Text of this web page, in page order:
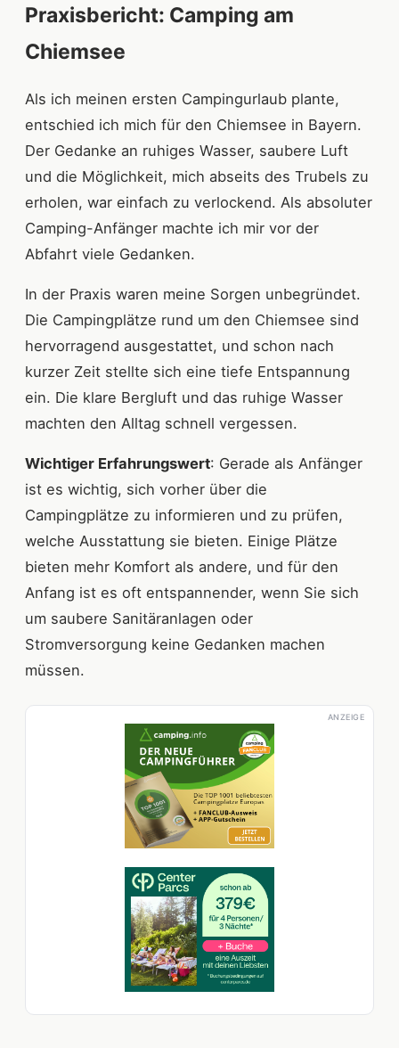
Praxisbericht: Camping am
Chiemsee
Als ich meinen ersten Campingurlaub plante,
entschied ich mich für den Chiemsee in Bayern.
Der Gedanke an ruhiges Wasser, saubere Luft
und die Möglichkeit, mich abseits des Trubels zu
erholen, war einfach zu verlockend. Als absoluter
Camping-Anfänger machte ich mir vor der
Abfahrt viele Gedanken.
In der Praxis waren meine Sorgen unbegründet.
Die Campingplätze rund um den Chiemsee sind
hervorragend ausgestattet, und schon nach
kurzer Zeit stellte sich eine tiefe Entspannung
ein. Die klare Bergluft und das ruhige Wasser
machten den Alltag schnell vergessen.
Wichtiger Erfahrungswert: Gerade als Anfänger
ist es wichtig, sich vorher über die
Campingplätze zu informieren und zu prüfen,
welche Ausstattung sie bieten. Einige Plätze
bieten mehr Komfort als andere, und für den
Anfang ist es oft entspannender, wenn Sie sich
um saubere Sanitäranlagen oder
Stromversorgung keine Gedanken machen
müssen.
ANZEIGE